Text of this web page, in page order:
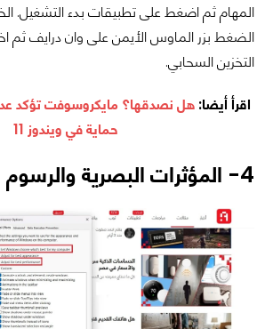
المهام ثم اضغط على تطبيقات بدء التشغيل.
الضغط بزر الماوس الأيمن على وان درايف ثم
التخزين السحابي.
اقرأ أيضا:هل نصدقها؟ مايكروسوفت تؤكد
حماية في ويندوز 11
4- المؤثرات البصرية والرسوم المتحركة